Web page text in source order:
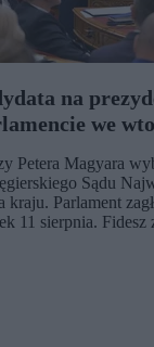
na
we
Petera Magyara
Sądu
kraju. Parlament
11 sierpnia. Fidesz